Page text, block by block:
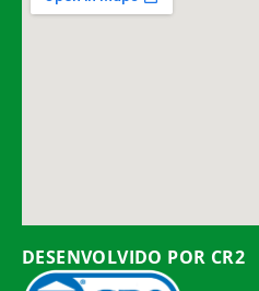
DESENVOLVIDO POR CR2